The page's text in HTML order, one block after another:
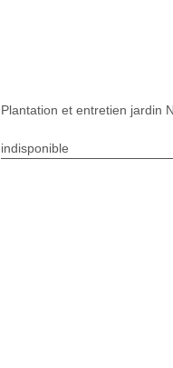
Plantation et entretien jardin
indisponible